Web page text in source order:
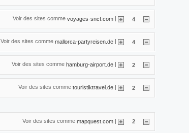
Voir des sites comme voyages-sncf.com | 4
Voir des sites comme mallorca-partyreisen.de | 4
Voir des sites comme hamburg-airport.de | 2
Voir des sites comme touristiktravel.de 2
Voir des sites comme mapquest.com | 2